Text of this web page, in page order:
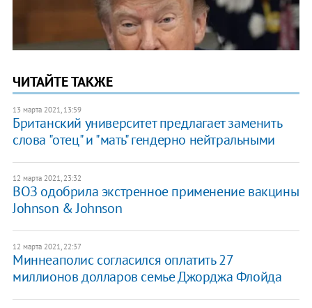
ЧИТАЙТЕ ТАКЖЕ
13 марта 2021, 13:59
Британский университет предлагает заменить
слова "отец" и "мать" гендерно нейтральными
12 марта 2021, 23:32
ВОЗ одобрила экстренное применение вакцины
Johnson & Johnson
12 марта 2021, 22:37
Миннеаполис согласился оплатить 27
миллионов долларов семье Джорджа Флойда